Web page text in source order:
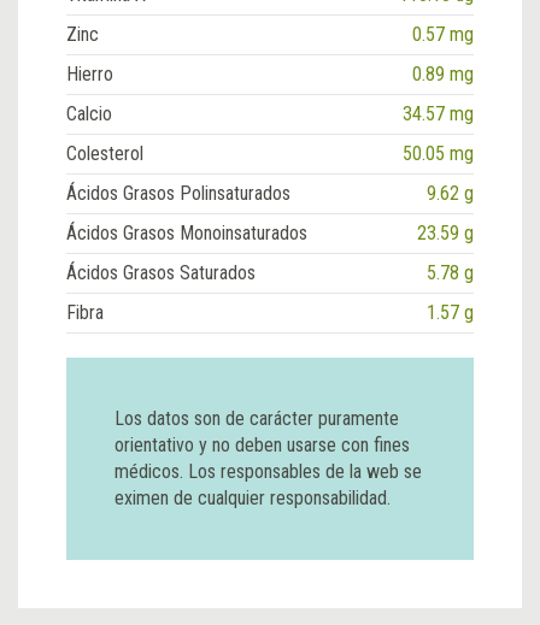
Zinc
0.57 mg
Hierro
0.89 mg
Calcio
34.57 mg
Colesterol
50.05 mg
Ácidos Grasos Polinsaturados
9.62 g
Ácidos Grasos Monoinsaturados
23.59 g
Ácidos Grasos Saturados
5.78 g
Fibra
1.57 g
Los datos son de carácter puramente
orientativo y no deben usarse con fines
médicos. Los responsables de la web se
eximen de cualquier responsabilidad.